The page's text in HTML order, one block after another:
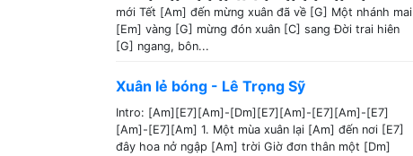
mới Tết [Am] đến mừng xuân đã về [G] Một nhánh mai
[Em] vàng [G] mừng đón xuân [C] sang Đời trai hiên
[G] ngang, bôn...
Xuân lẻ bóng - Lê Trọng Sỹ
Intro: [Am][E7][Am]-[Dm][E7][Am]-[E7][Am]-[E7]
[Am]-[E7][Am] 1. Một mùa xuân lại [Am] đến nơi [E7]
đây hoa nở ngập [Am] trời Giờ đơn thân một [Dm]